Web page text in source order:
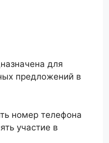
для
предложений в
номер телефона
участие в